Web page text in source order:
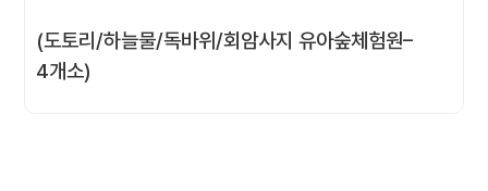
(도토리/하늘물/독바위/회암사지 유아숲체험원–
4개소)